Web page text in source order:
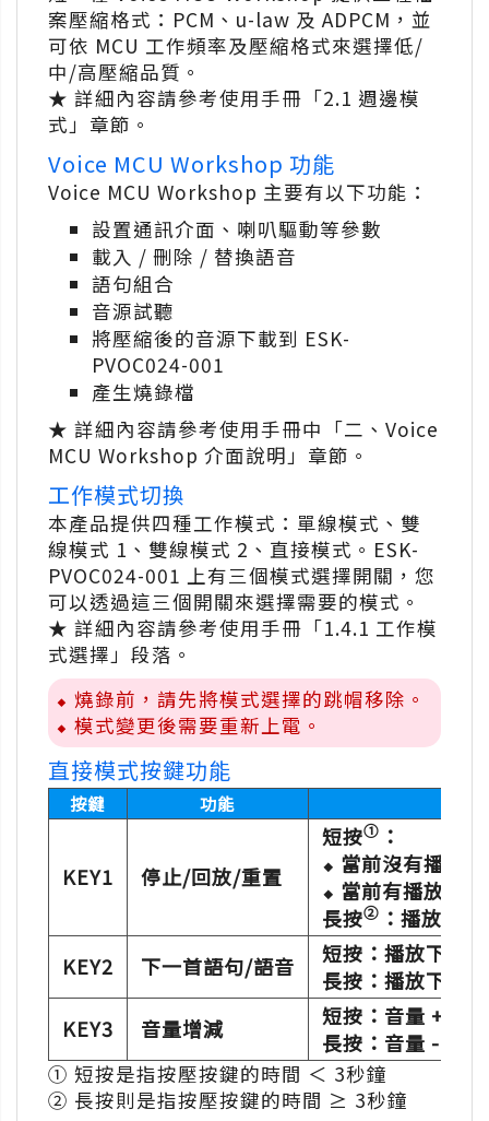
案壓縮格式：PCM、u-law 及 ADPCM，並
可依 MCU 工作頻率及壓縮格式來選擇低/
中/高壓縮品質。
★ 詳細內容請參考使用手冊「2.1 週邊模
式」章節。
Voice MCU Workshop 功能
Voice MCU Workshop 主要有以下功能：
設置通訊介面、喇叭驅動等參數
載入 / 刪除 / 替換語音
語句組合
音源試聽
將壓縮後的音源下載到 ESK-
PVOC024-001
產生燒錄檔
★ 詳細內容請參考使用手冊中「二、Voice
MCU Workshop 介面說明」章節。
工作模式切換
本產品提供四種工作模式：單線模式、雙
線模式 1、雙線模式 2、直接模式。ESK-
PVOC024-001 上有三個模式選擇開關，您
可以透過這三個開關來選擇需要的模式。
★ 詳細內容請參考使用手冊「1.4.1 工作模
式選擇」段落。
⬥ 燒錄前，請先將模式選擇的跳帽移除。
⬥ 模式變更後需要重新上電。
直接模式按鍵功能
按鍵 功能
KEY1 停止/回放/重置
短按① ：
⬥ 當前沒有播放
⬥ 當前有播放語
長按② ：播放第
KEY2
下一首語句/語音
短按：播放下一
長按：播放下一
KEY3
音量增減
短按：音量 +
長按：音量 -
① 短按是指按壓按鍵的時間 ＜ 3秒鐘
② 長按則是指按壓按鍵的時間 ≥ 3秒鐘